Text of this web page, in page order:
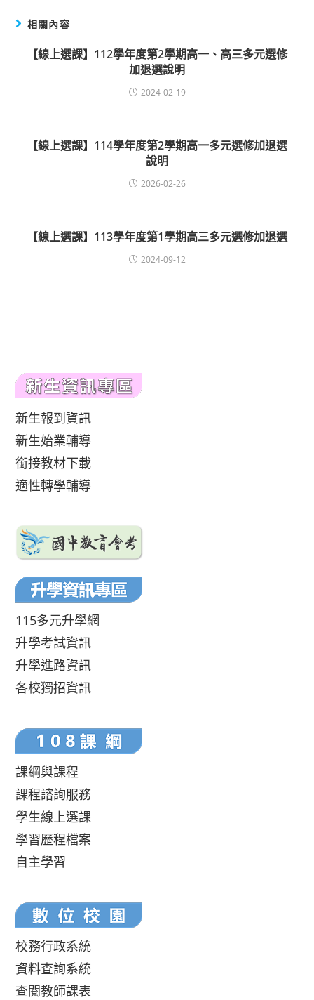
相關內容
【線上選課】112學年度第2學期高一、高三多元選修
加退選說明
2024-02-19
【線上選課】114學年度第2學期高一多元選修加退選
說明
2026-02-26
【線上選課】113學年度第1學期高三多元選修加退選
2024-09-12
新生報到資訊
新生始業輔導
銜接教材下載
適性轉學輔導
115多元升學網
升學考試資訊
升學進路資訊
各校獨招資訊
課綱與課程
課程諮詢服務
學生線上選課
學習歷程檔案
自主學習
校務行政系統
資料查詢系統
查閱教師課表